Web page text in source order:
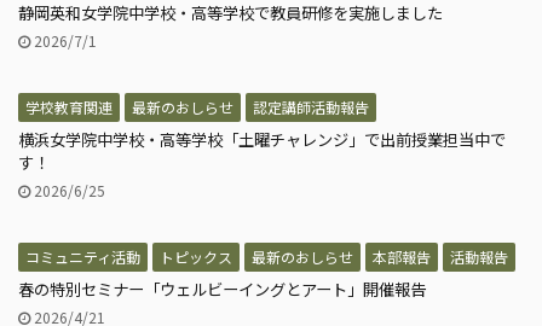
静岡英和女学院中学校・高等学校で教員研修を実施しました
2026/7/1
学校教育関連 最新のおしらせ 認定講師活動報告
横浜女学院中学校・高等学校「土曜チャレンジ」で出前授業担当中で
す！
2026/6/25
コミュニティ活動 トピックス 最新のおしらせ 本部報告 活動報告
春の特別セミナー「ウェルビーイングとアート」開催報告
2026/4/21